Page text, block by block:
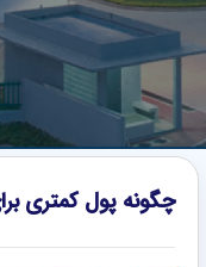
چگونه پول کمتری